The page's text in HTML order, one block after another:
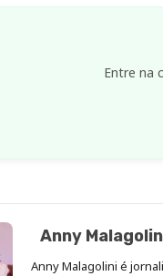
Entre na
Anny
Anny Malagolini é